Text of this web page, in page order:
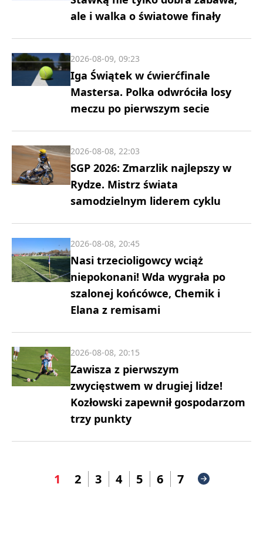
ale i walka o światowe finały
Iga Świątek w ćwierćfinale
Mastersa. Polka odwróciła losy
meczu po pierwszym secie
2026-08-09, 09:23
SGP 2026: Zmarzlik najlepszy w
Rydze. Mistrz świata
samodzielnym liderem cyklu
2026-08-08, 22:03
Nasi trzecioligowcy wciąż
niepokonani! Wda wygrała po
szalonej końcówce, Chemik i
Elana z remisami
2026-08-08, 20:45
Zawisza z pierwszym
zwycięstwem w drugiej lidze!
Kozłowski zapewnił gospodarzom
trzy punkty
2026-08-08, 20:15
1 2 3 4 5 6 7